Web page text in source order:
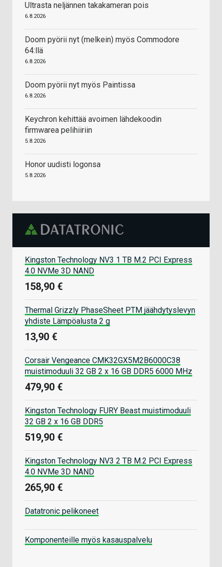
Ultrasta neljännen takakameran pois
6.8.2026
Doom pyörii nyt (melkein) myös Commodore
64:llä
6.8.2026
Doom pyörii nyt myös Paintissa
6.8.2026
Keychron kehittää avoimen lähdekoodin
firmwarea pelihiiriin
5.8.2026
Honor uudisti logonsa
5.8.2026
Kingston Technology NV3 1 TB M.2 PCI Express
4.0 NVMe 3D NAND
158,90 €
Thermal Grizzly PhaseSheet PTM jäähdytyslevyn
yhdiste Lämpöalusta 2 g
13,90 €
Corsair Vengeance CMK32GX5M2B6000C38
muistimoduuli 32 GB 2 x 16 GB DDR5 6000 MHz
479,90 €
Kingston Technology FURY Beast muistimoduuli
32 GB 2 x 16 GB DDR5
519,90 €
Kingston Technology NV3 2 TB M.2 PCI Express
4.0 NVMe 3D NAND
265,90 €
Datatronic pelikoneet
Komponenteille myös kasauspalvelu